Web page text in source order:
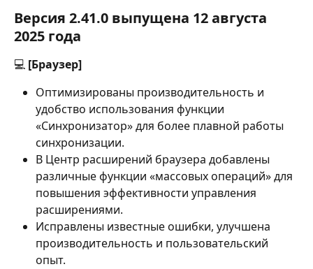
Версия 2.41.0 выпущена 12 августа
2025 года
💻 [Браузер]
Оптимизированы производительность и
удобство использования функции
«Синхронизатор» для более плавной работы
синхронизации.
В Центр расширений браузера добавлены
различные функции «массовых операций» для
повышения эффективности управления
расширениями.
Исправлены известные ошибки, улучшена
производительность и пользовательский
опыт.